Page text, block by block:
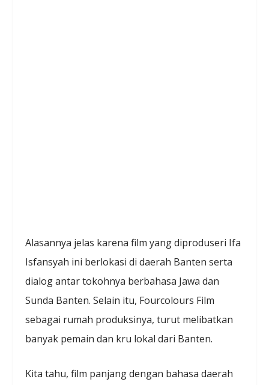
Alasannya jelas karena film yang diproduseri Ifa
Isfansyah ini berlokasi di daerah Banten serta
dialog antar tokohnya berbahasa Jawa dan
Sunda Banten. Selain itu, Fourcolours Film
sebagai rumah produksinya, turut melibatkan
banyak pemain dan kru lokal dari Banten.
Kita tahu, film panjang dengan bahasa daerah